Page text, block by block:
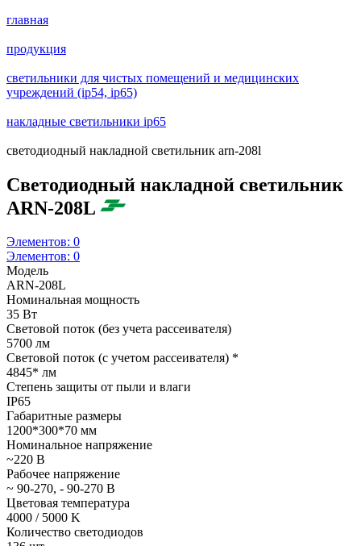
главная
продукция
светильники для чистых помещений и медицинских
учреждений (ip54, ip65)
накладные светильники ip65
светодиодный накладной светильник arn-208l
Светодиодный накладной светильник
ARN-208L
Элементов: 0
Элементов: 0
Модель
ARN-208L
Номинальная мощность
35 Вт
Световой поток (без учета рассеивателя)
5700 лм
Световой поток (с учетом рассеивателя) *
4845* лм
Степень защиты от пыли и влаги
IP65
Габаритные размеры
1200*300*70 мм
Номинальное напряжение
~220 В
Рабочее напряжение
~ 90-270, - 90-270 В
Цветовая температура
4000 / 5000 K
Количество светодиодов